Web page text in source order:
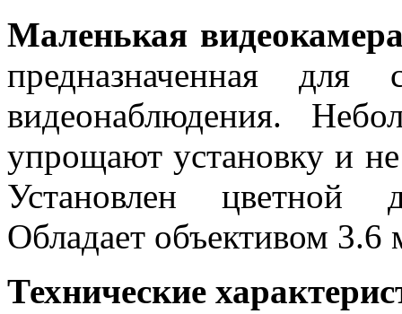
Маленькая
предназначенная для
видеонаблюдения.
упрощают установку и
Установлен цветной
Обладает объективом 3.6
Технические